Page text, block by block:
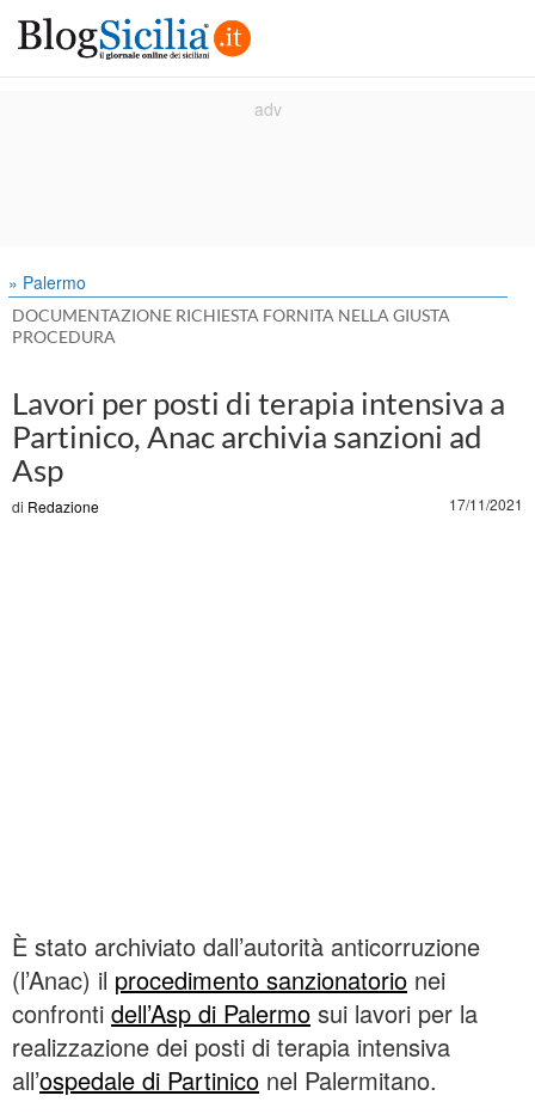
» Palermo
DOCUMENTAZIONE RICHIESTA FORNITA NELLA GIUSTA
PROCEDURA
Lavori per posti di terapia intensiva a
Partinico, Anac archivia sanzioni ad
Asp
di Redazione 17/11/2021
È stato archiviato dall’autorità anticorruzione
(l’Anac) il procedimento sanzionatorio nei
confronti dell’Asp di Palermo sui lavori per la
realizzazione dei posti di terapia intensiva
all’ospedale di Partinico nel Palermitano.